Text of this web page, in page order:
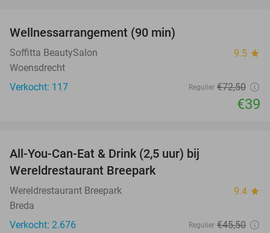
Wellnessarrangement (90 min)
Soffitta BeautySalon 9.5 star
Woensdrecht
Verkocht: 117
Regulier €72,50
€39
All-You-Can-Eat & Drink (2,5 uur) bij
Wereldrestaurant Breepark
Wereldrestaurant Breepark 9.4 star
Breda
Verkocht: 2.676
Regulier €45,50